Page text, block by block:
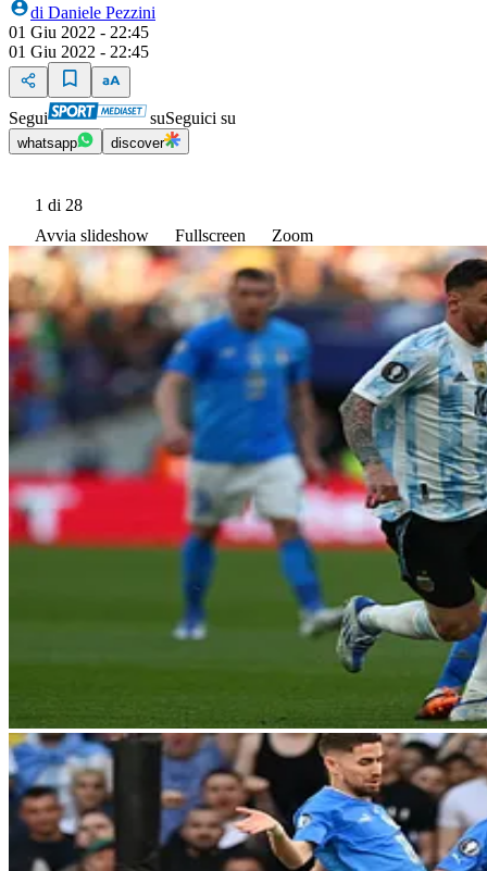
di Daniele Pezzini
01 Giu 2022 - 22:45
01 Giu 2022 - 22:45
Segui suSeguici su
whatsapp discover
1 di 28
Avvia slideshow
Fullscreen Zoom